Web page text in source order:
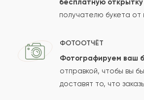
Оставить свой отзыв
Ваш e-mail
получателю букета
ФОТООТЧЁТ
Фотографируем ваш
отправкой, чтобы вы
доставят то, что